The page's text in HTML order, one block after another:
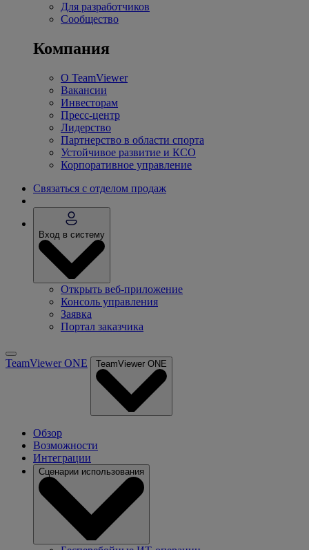
Для разработчиков
Сообщество
Компания
О TeamViewer
Вакансии
Инвесторам
Пресс-центр
Лидерство
Партнерство в области спорта
Устойчивое развитие и КСО
Корпоративное управление
Связаться с отделом продаж
Вход в систему
Открыть веб-приложение
Консоль управления
Заявка
Портал заказчика
TeamViewer ONE TeamViewer ONE
Обзор
Возможности
Интеграции
Сценарии использования